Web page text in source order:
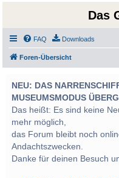
Das
FAQ Downloads
Foren-Übersicht
NEU: DAS
MUSEUMSMODUS
Das heißt: Es sind keine
mehr möglich,
das Forum bleibt noch
Andachtszwecken.
Danke für deinen Besuch